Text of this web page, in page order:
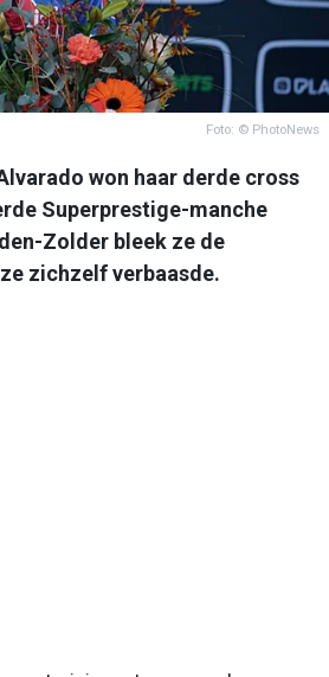
Foto: © PhotoNews
won haar derde cross
Superprestige-manche
Zolder bleek ze de
zichzelf verbaasde.